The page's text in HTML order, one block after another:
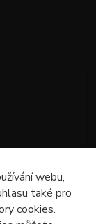
webu,
také pro
cookies.